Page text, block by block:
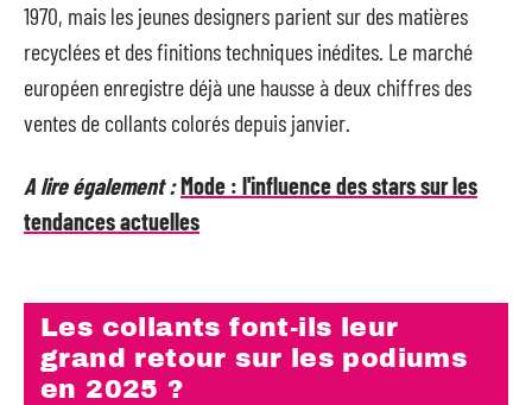
1970, mais les jeunes designers parient sur des matières
recyclées et des finitions techniques inédites. Le marché
européen enregistre déjà une hausse à deux chiffres des
ventes de collants colorés depuis janvier.
A lire également :Mode : l'influence des stars sur les
tendances actuelles
Les collants font-ils leur
grand retour sur les podiums
en 2025 ?